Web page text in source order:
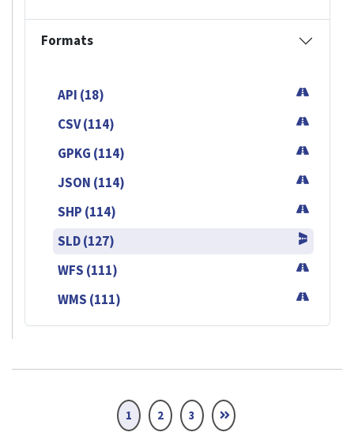
Formats
API (18)
CSV (114)
GPKG (114)
JSON (114)
SHP (114)
SLD (127)
WFS (111)
WMS (111)
1 2 3